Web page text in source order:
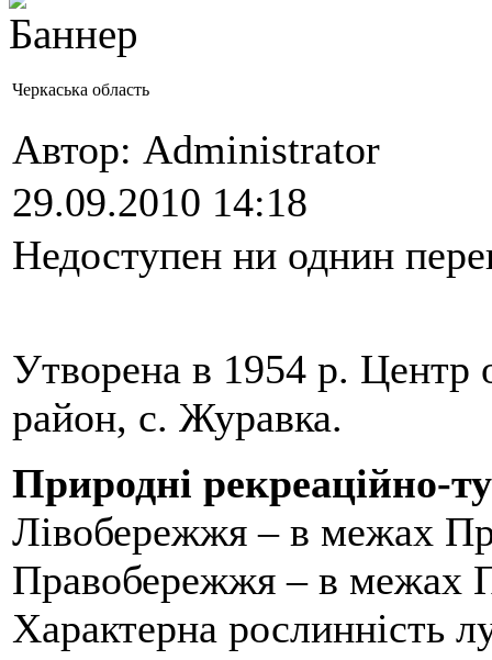
Черкаська область
Автор: Administrator
29.09.2010 14:18
Недоступен ни однин
Утворена в 1954 р. Центр
район, с. Журавка.
Природні рекреаційно-
Лівобережжя – в межах
Правобережжя – в межах
Характерна рослинність